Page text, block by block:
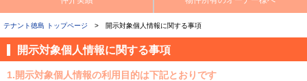
テナント徳島 トップページ > 開示対象個人情報に関する事項
開示対象個人情報に関する事項
1.開示対象個人情報の利用目的は下記とおりです